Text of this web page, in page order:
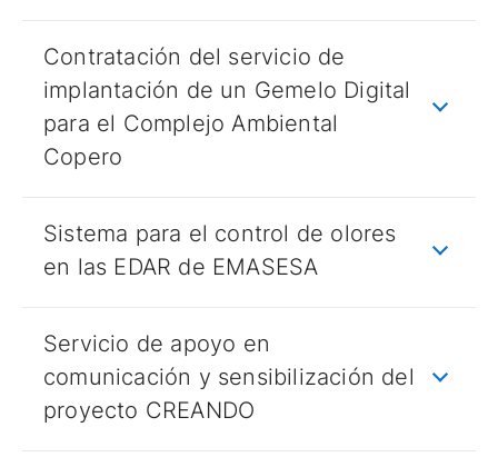
Contratación del servicio de
implantación de un Gemelo Digital
para el Complejo Ambiental
Copero
Sistema para el control de olores
en las EDAR de EMASESA
Servicio de apoyo en
comunicación y sensibilización del
proyecto CREANDO